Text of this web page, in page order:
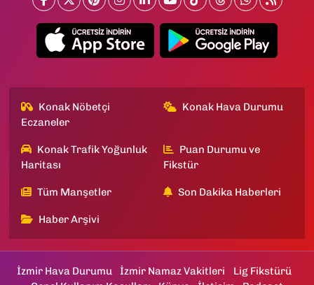
Konak Nöbetçi
Eczaneler
Konak Hava Durumu
Konak Trafik Yoğunluk
Haritası
Puan Durumu ve
Fikstür
Tüm Manşetler Son Dakika Haberleri
Haber Arşivi
İzmir Hava Durumu İzmir Namaz Vakitleri
Lig Fikstürü